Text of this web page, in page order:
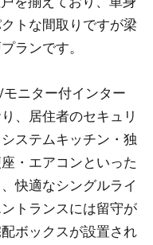
トな間取りですが梁
ランです。
ニター付インター
、居住者のセキュリ
ステムキッチン・独
・エアコンといった
快適なシングルライ
トランスには留守が
ボックスが設置され